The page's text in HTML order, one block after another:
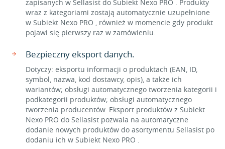
zapisanych w Sellasist do Subiekt Nexo PRO . Produkty
wraz z kategoriami zostają automatycznie uzupełnione
w Subiekt Nexo PRO , również w momencie gdy produkt
pojawi się pierwszy raz w zamówieniu.
Bezpieczny eksport danych.
Dotyczy: eksportu informacji o produktach (EAN, ID,
symbol, nazwa, kod dostawcy, opis), a także ich
wariantów; obsługi automatycznego tworzenia kategorii i
podkategorii produktów; obsługi automatycznego
tworzenia producentów. Eksport produktów z Subiekt
Nexo PRO do Sellasist pozwala na automatyczne
dodanie nowych produktów do asortymentu Sellasist po
dodaniu ich w Subiekt Nexo PRO .